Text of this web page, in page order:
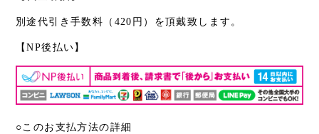
別途代引き手数料（420円）を頂戴致します。
【NP後払い】
○このお支払方法の詳細